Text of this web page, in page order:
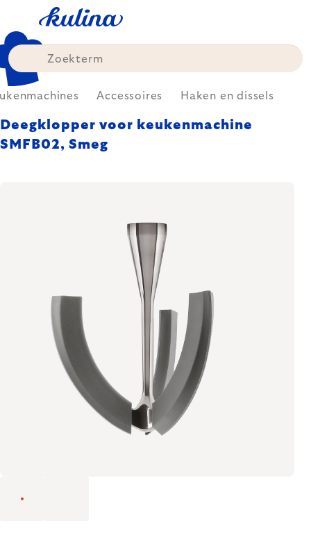
content
Accessoires Haken en dissels
Deegklopper voor keukenmachine
SMFB02, Smeg